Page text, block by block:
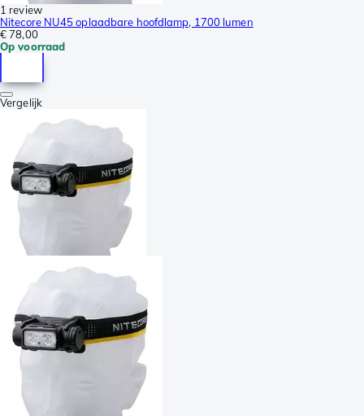
1 review
Nitecore NU45 oplaadbare hoofdlamp, 1700 lumen
€ 78,00
Op voorraad
Vergelijk